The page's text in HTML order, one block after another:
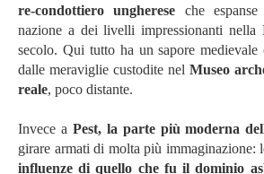
re-condottiero ungherese che
nazione a dei livelli impressionanti
secolo. Qui tutto ha un sapore medievale
dalle meraviglie custodite nel Museo
reale, poco distante.
Invece a Pest, la parte più moderna
girare armati di molta più immaginazione:
influenze di quello che fu il dominio